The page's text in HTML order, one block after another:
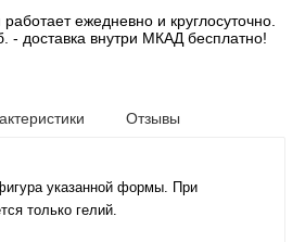
ежедневно и круглосуточно.
- доставка внутри МКАД бесплатно!
Отзывы
указанной формы. При
только гелий.